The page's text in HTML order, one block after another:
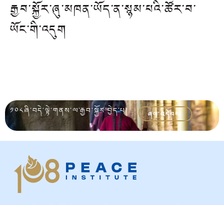
རྒྱབ་སྐྱོར་ཞུ་མཁན་ཡོད་ན་སྙམ་པའི་ཚོར་བ་
ཡོང་གི་འདུག།
༡༠༨ཞི་བདེ་ལྟེ་གནས་ལ་རྒྱབ་སྐྱོར་བྱེད་པ། ཞལ་འདེབས།